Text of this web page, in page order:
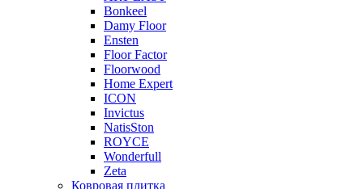
Bonkeel
Damy Floor
Ensten
Floor Factor
Floorwood
Home Expert
ICON
Invictus
NatisSton
ROYCE
Wonderfull
Zeta
Ковровая плитка